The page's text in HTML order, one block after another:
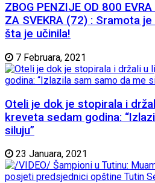
ZBOG PENZIJE OD 800
ZA SVEKRA (72) : Sramota
šta je učinila!
7 Februara, 2021
Oteli je dok je stopirala i
kreveta sedam godina:
siluju”
23 Januara, 2021